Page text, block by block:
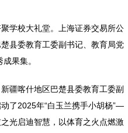
学校大礼堂。上海证券交易所公
县委教育工委副书记、教育局党
果集。
疆喀什地区巴楚县委教育工委副
了2025年“白玉兰携手小胡杨”—
光启迪智慧，以体育之火点燃激